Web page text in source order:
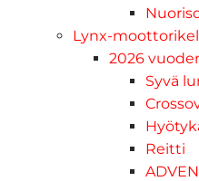
Lynx-
2026
Syvä
Reitti